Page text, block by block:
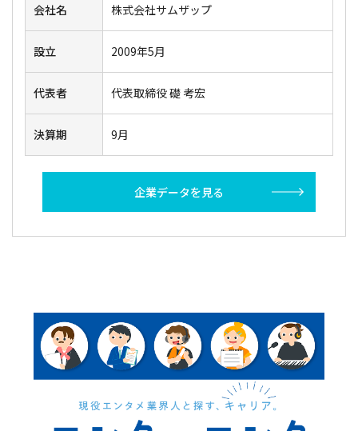
会社名 株式会社サムザップ
設立 2009年5月
代表者 代表取締役 礎 考宏
決算期 9月
企業データを見る